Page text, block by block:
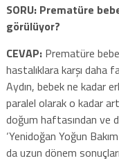
SORU: Prematüre
görülüyor?
CEVAP:Prematüre
hastalıklara karşı daha
Aydın, bebek ne kadar
paralel olarak o kadar
doğum haftasından ve
‘Yenidoğan Yoğun
da uzun dönem